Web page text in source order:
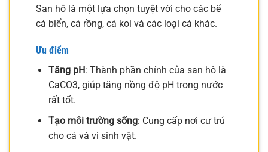
San hô là một lựa chọn tuyệt vời cho các bể
cá biển, cá rồng, cá koi và các loại cá khác.
Ưu điểm
Tăng pH: Thành phần chính của san hô là
CaCO3, giúp tăng nồng độ pH trong nước
rất tốt.
Tạo môi trường sống: Cung cấp nơi cư trú
cho cá và vi sinh vật.